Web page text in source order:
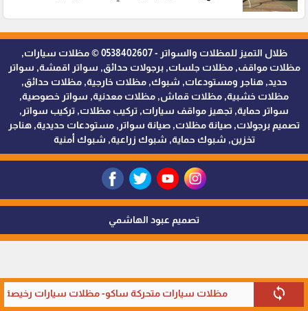
sync مظلات سيارات متحركة ساكو- مظلات سيارات رخيصة
ظلال التميز للمظلات والسواتر - 0538402607 © مظلات سيارات,
مظلات مواقف, مظلات جلسات, برجولات حدائق, سواتر اقمشة, سواتر
حديد, هناجر ومستودعات, شبوك, مظلات خارجية, مظلات حدائق,
مظلات خشبية, مظلات قماش, مظلات معدنية, سواتر خصوصية,
سواتر حماية, تجهيز مواقف سيارات, تركيب مظلات, تركيب سواتر,
تصميم برجولات, صيانة مظلات, صيانة سواتر, مستودعات حديدية, هناجر
تخزين, شبوك حماية, شبوك زراعية, شبوك أمنية
تصميم عبود الهاشمي